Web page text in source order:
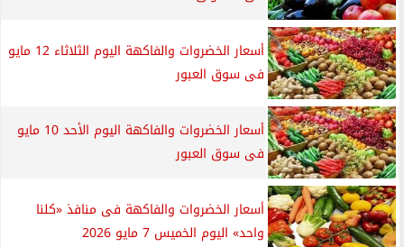
أسعار الخضروات والفاكهة اليوم الثلاثاء 12 مايو
فى سوق العبور
أسعار الخضروات والفاكهة اليوم الأحد 10 مايو
فى سوق العبور
أسعار الخضروات والفاكهة فى منافذ «كلنا
واحد» اليوم الخميس 7 مايو 2026